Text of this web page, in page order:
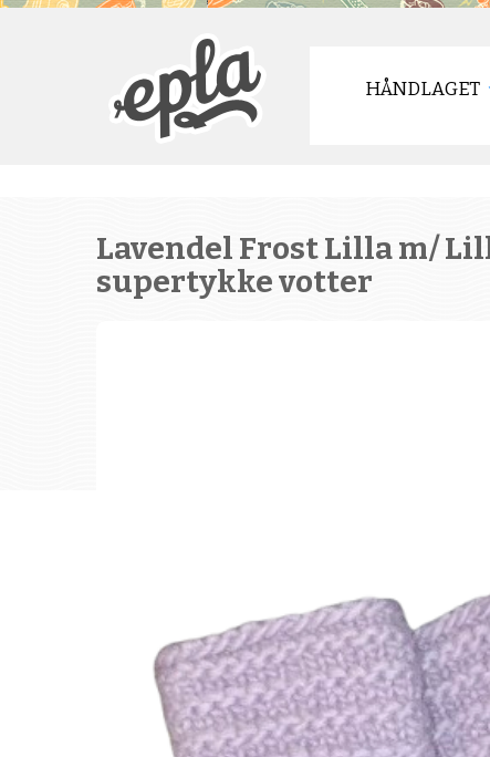
HÅNDLAGET
Lavendel Frost Lilla m/
supertykke votter